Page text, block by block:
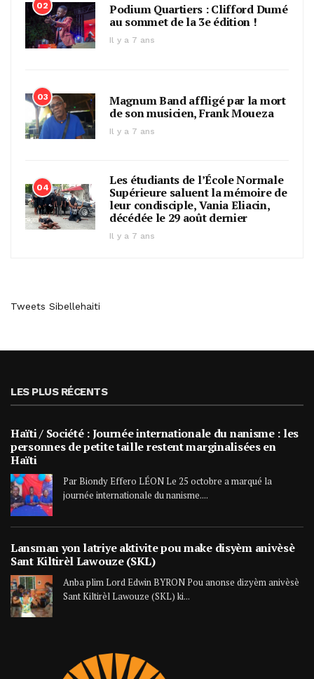
02
Podium Quartiers : Clifford Dumé
au sommet de la 3e édition !
Il y a 7 ans
03
Magnum Band affligé par la mort
de son musicien, Frank Moueza
Il y a 7 ans
04
Les étudiants de l’École Normale
Supérieure saluent la mémoire de
leur condisciple, Vania Eliacin,
décédée le 29 août dernier
Il y a 7 ans
Tweets Sibellehaiti
LES PLUS RÉCENTS
Haïti / Société : Journée internationale du nanisme : les
personnes de petite taille restent marginalisées en
Haïti
Par Biondy Effero LÉON Le 25 octobre a marqué la
journée internationale du nanisme....
Lansman yon latriye aktivite pou make disyèm anivèsè
Sant Kiltirèl Lawouze (SKL)
Anba plim Lord Edwin BYRON Pou anonse dizyèm anivèsè
Sant Kiltirèl Lawouze (SKL) ki...